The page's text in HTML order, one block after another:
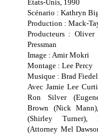
Etats-Unis, 1990
Scénario : Kathryn
Production : Mack-
Producteurs : Oliver
Pressman
Image : Amir Mokri
Montage : Lee Percy
Musique : Brad Fiedel
Avec Jamie Lee
Ron Silver
Brown (Nick
(Shirley Turner),
(Attorney Mel